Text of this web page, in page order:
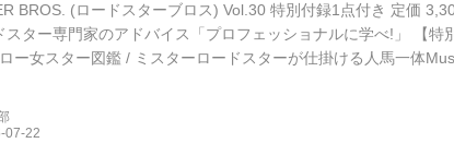
BROS. (ロードスターブロス) Vol.30 特別付録1点付き 定価
ター専門家のアドバイス「プロフェッショナルに学べ!」 【特
ー女スター図鑑 / ミスターロードスターが仕掛ける人馬一体
を知り尽くしたショップやメーカーが提案する...